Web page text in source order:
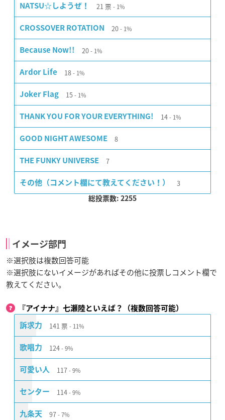
NATSU☆しようぜ！ 21 票 1%
CROSSOVER ROTATION 20 1%
Because Now!! 20 1%
Ardor Life 18 1%
Joker Flag 15 1%
THANK YOU FOR YOUR EVERYTHING! 14 1%
GOOD NIGHT AWESOME 8
THE FUNKY UNIVERSE 7
その他（コメント欄にて教えてください！） 3
総投票数: 2255
イメージ部門
※選択肢は複数回答可能
※選択肢にないイメージがあればその他に投票しコメント欄で
教えてください。
『アイナナ』七瀬陸といえば？（複数回答可能）
訴求力 141 票 11%
歌唱力 124 9%
可愛い人 117 9%
センター 114 9%
九条天 97 7%